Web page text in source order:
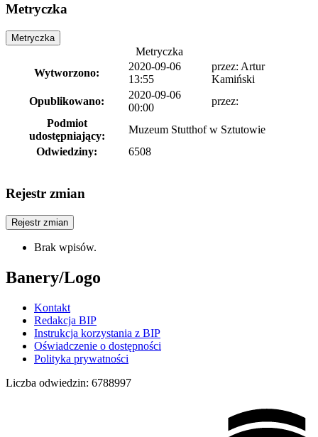
Metryczka
Metryczka
Metryczka
Wytworzono:
2020-09-06
13:55
przez: Artur
Kamiński
Opublikowano:
2020-09-06
00:00
przez:
Podmiot
udostępniający:
Muzeum Stutthof w Sztutowie
Odwiedziny:
6508
Rejestr zmian
Rejestr zmian
Brak wpisów.
Banery/Logo
Kontakt
Redakcja BIP
Instrukcja korzystania z BIP
Oświadczenie o dostępności
Polityka prywatności
Liczba odwiedzin: 6788997